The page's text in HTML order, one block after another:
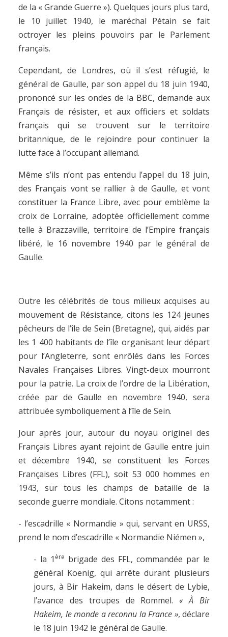
de la « Grande Guerre »). Quelques jours plus tard,
le 10 juillet 1940, le maréchal Pétain se fait
octroyer les pleins pouvoirs par le Parlement
français.
Cependant, de Londres, où il s’est réfugié, le
général de Gaulle, par son appel du 18 juin 1940,
prononcé sur les ondes de la BBC, demande aux
Français de résister, et aux officiers et soldats
français qui se trouvent sur le territoire
britannique, de le rejoindre pour continuer la
lutte face à l’occupant allemand.
Même s’ils n’ont pas entendu l’appel du 18 juin,
des Français vont se rallier à de Gaulle, et vont
constituer la France Libre, avec pour emblème la
croix de Lorraine, adoptée officiellement comme
telle à Brazzaville, territoire de l’Empire français
libéré, le 16 novembre 1940 par le général de
Gaulle.
Outre les célébrités de tous milieux acquises au
mouvement de Résistance, citons les 124 jeunes
pêcheurs de l’île de Sein (Bretagne), qui, aidés par
les 1 400 habitants de l’île organisant leur départ
pour l’Angleterre, sont enrôlés dans les Forces
Navales Françaises Libres. Vingt-deux mourront
pour la patrie. La croix de l’ordre de la Libération,
créée par de Gaulle en novembre 1940, sera
attribuée symboliquement à l’île de Sein.
Jour après jour, autour du noyau originel des
Français Libres ayant rejoint de Gaulle entre juin
et décembre 1940, se constituent les Forces
Françaises Libres (FFL), soit 53 000 hommes en
1943, sur tous les champs de bataille de la
seconde guerre mondiale. Citons notamment :
- l’escadrille « Normandie » qui, servant en URSS,
prend le nom d’escadrille « Normandie Niémen »,
- la 1 ère brigade des FFL, commandée par le
général Koenig, qui arrête durant plusieurs
jours, à Bir Hakeim, dans le désert de Lybie,
l’avance des troupes de Rommel.« À Bir
Hakeim, le monde a reconnu la France », déclare
le 18 juin 1942 le général de Gaulle.